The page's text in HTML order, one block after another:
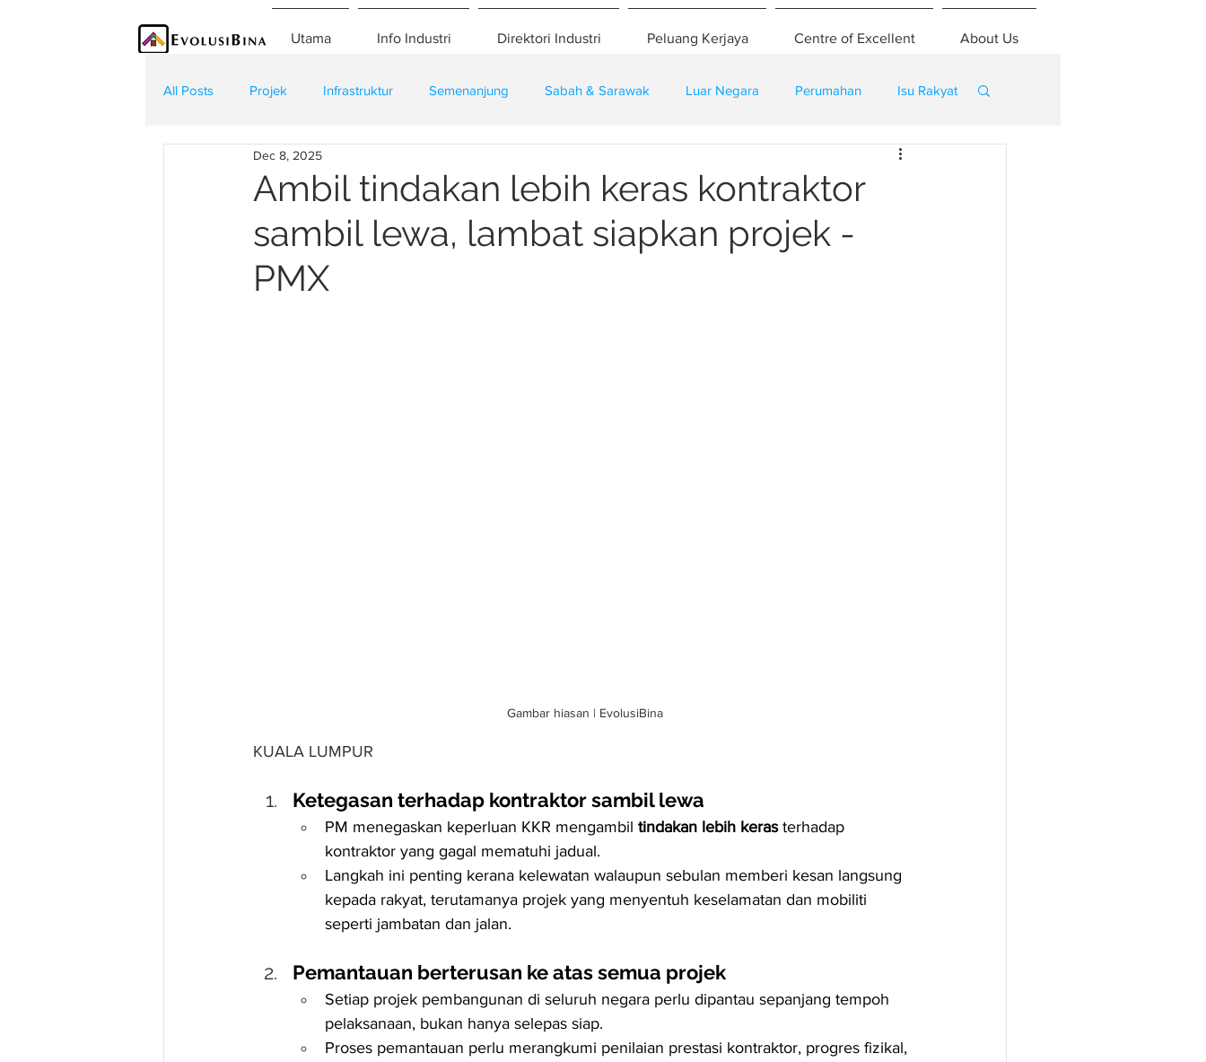
Utama Info Industri Direktori Industri Peluang Kerjaya Centre of Excellent About Us
All Posts Projek Infrastruktur Semenanjung Sabah & Sarawak Luar Negara Perumahan Isu Rakyat
Teknologi Kontraktor
Ambil tindakan lebih keras kontraktor
sambil lewa, lambat siapkan projek -
PMX
Dec 8, 2025
Gambar hiasan | EvolusiBina
KUALA LUMPUR
Ketegasan terhadap kontraktor sambil lewa
PM menegaskan keperluan KKR mengambil tindakan lebih keras terhadap
kontraktor yang gagal mematuhi jadual.
Langkah ini penting kerana kelewatan walaupun sebulan memberi kesan langsung
kepada rakyat, terutamanya projek yang menyentuh keselamatan dan mobiliti
seperti jambatan dan jalan.
Pemantauan berterusan ke atas semua projek
Setiap projek pembangunan di seluruh negara perlu dipantau sepanjang tempoh
pelaksanaan, bukan hanya selepas siap.
Proses pemantauan perlu merangkumi penilaian prestasi kontraktor, progres fizikal,